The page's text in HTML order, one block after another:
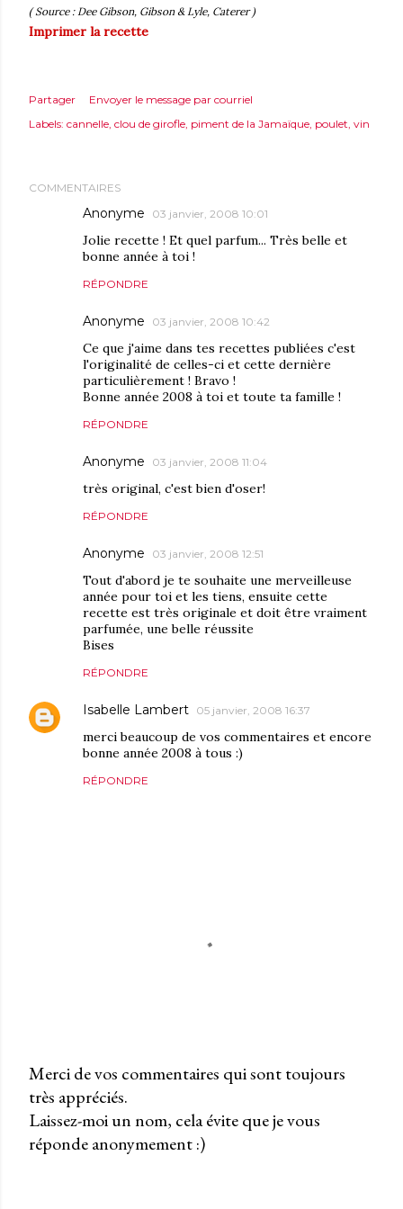
( Source : Dee Gibson, Gibson & Lyle, Caterer )
Imprimer la recette
Partager
Envoyer le message par courriel
Labels: cannelle clou de girofle piment de la Jamaïque poulet vin
COMMENTAIRES
Anonyme 03 janvier, 2008 10:01
Jolie recette ! Et quel parfum... Très belle et
bonne année à toi !
RÉPONDRE
Anonyme 03 janvier, 2008 10:42
Ce que j'aime dans tes recettes publiées c'est
l'originalité de celles-ci et cette dernière
particulièrement ! Bravo !
Bonne année 2008 à toi et toute ta famille !
RÉPONDRE
Anonyme 03 janvier, 2008 11:04
très original, c'est bien d'oser!
RÉPONDRE
Anonyme 03 janvier, 2008 12:51
Tout d'abord je te souhaite une merveilleuse
année pour toi et les tiens, ensuite cette
recette est très originale et doit être vraiment
parfumée, une belle réussite
Bises
RÉPONDRE
Isabelle Lambert 05 janvier, 2008 16:37
merci beaucoup de vos commentaires et encore
bonne année 2008 à tous :)
RÉPONDRE
P
u
b
Merci de vos commentaires qui sont toujours
très appréciés.
Laissez-moi un nom, cela évite que je vous
réponde anonymement :)